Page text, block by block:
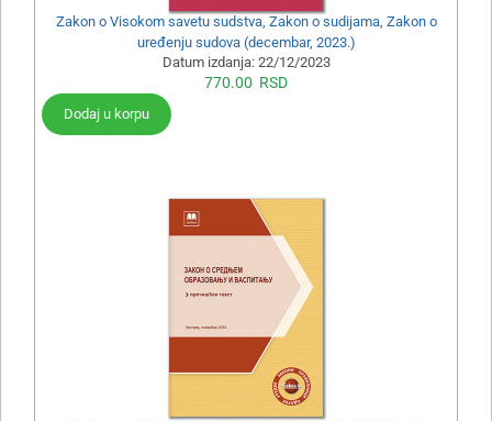
Zakon o Visokom savetu sudstva, Zakon o sudijama, Zakon o
uređenju sudova (decembar, 2023.)
Datum izdanja: 22/12/2023
770.00 RSD
Dodaj u korpu